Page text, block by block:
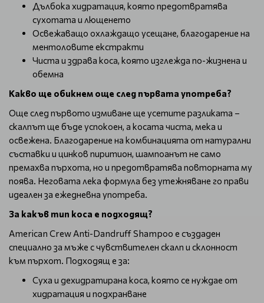
Дълбока хидратация, която предотвратява
сухотата и лющенето
Освежаващо охлаждащо усещане, благодарение на
ментоловите екстракти
Чиста и здрава коса, която изглежда по-жизнена и
обемна
Какво ще обикнем още след първата употреба?
Още след първото измиване ще усетите разликата –
скалпът ще бъде успокоен, а косата чиста, мека и
освежена. Благодарение на комбинацията от натурални
съставки и цинков пиритион, шампоанът не само
премахва пърхота, но и предотвратява повторната му
поява. Неговата лека формула без утежняване го прави
идеален за ежедневна употреба.
За какъв тип коса е подходящ?
American Crew Anti-Dandruff Shampoo е създаден
специално за мъже с чувствителен скалп и склонност
към пърхот. Подходящ е за:
Суха и дехидратирана коса, която се нуждае от
хидратация и подхранване